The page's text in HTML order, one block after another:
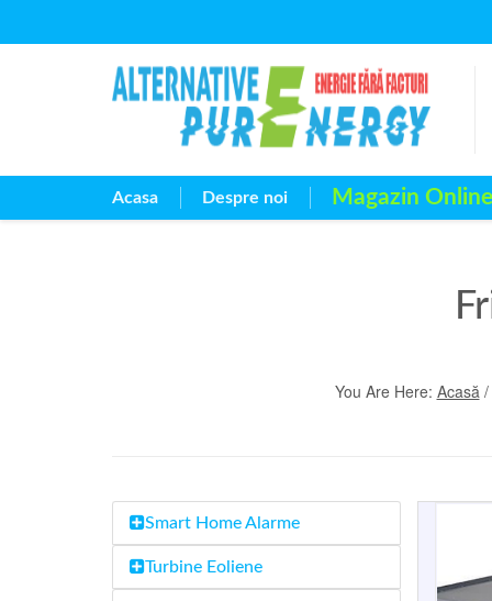
Acasa Despre noi Magazin Online
You Are Here: Acasă/
Smart Home Alarme
Turbine Eoliene